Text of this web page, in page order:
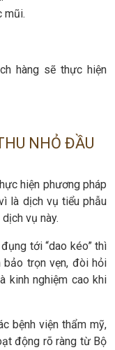
mũi.
hàng sẽ thực hiện
NHỎ ĐẦU
hiện phương pháp
là dịch vụ tiểu phẫu
vụ này.
tới “dao kéo” thì
trọn vẹn, đòi hỏi
kinh nghiệm cao khi
bệnh viện thẩm mỹ,
động rõ ràng từ Bộ